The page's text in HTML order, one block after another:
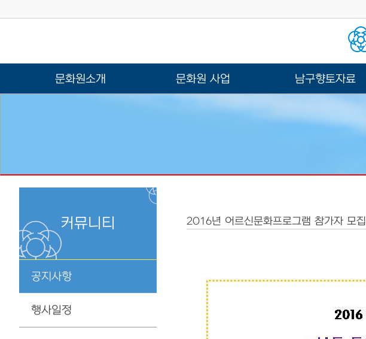
문화원소개 문화원 사업 남구향토자료
커뮤니티
공지사항
행사일정
2016년 어르신문화프로그램 참가자 모집